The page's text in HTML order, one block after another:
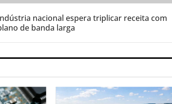
nacional espera triplicar receita com
de banda larga